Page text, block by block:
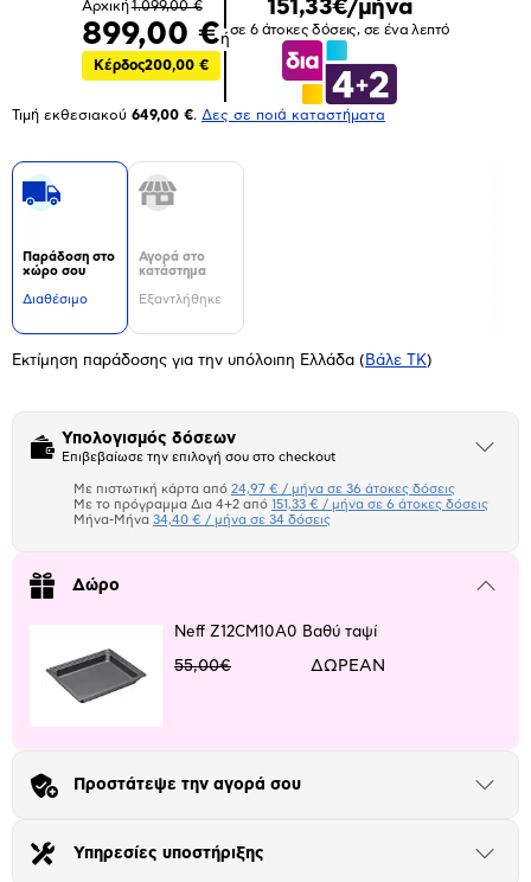
Αρχική1.099,00 €
899,00 €
Κέρδος200,00 €
ή
151,33€/μήνα
σε 6 άτοκες δόσεις, σε ένα λεπτό
Τιμή εκθεσιακού 649,00 €. Δες σε ποιά καταστήματα
Παράδοση στο
χώρο σου
Διαθέσιμο
Αγορά στο
κατάστημα
Εξαντλήθηκε
Εκτίμηση παράδοσης για την υπόλοιπη Ελλάδα ( Βάλε ΤΚ)
Υπολογισμός δόσεων
Επιβεβαίωσε την επιλογή σου στο checkout
Άνοιξε
Πιστωτική κάρτα
Ποσό/Μήνα
24,97 €
Με πιστωτική κάρτα από 24,97 € / μήνα σε 36 άτοκες δόσεις
Με το πρόγραμμα Δια 4+2 από 151,33 € / μήνα σε 6 άτοκες δόσεις
Μήνα-Μήνα 34,40 € / μήνα σε 34 δόσεις
Δώρο
Κλείσε
Neff Z12CM10A0 Βαθύ ταψί
55,00€ ΔΩΡΕΑΝ
Προστάτεψε την αγορά σου
Άνοιξε
Υπηρεσίες υποστήριξης
Άνοιξε